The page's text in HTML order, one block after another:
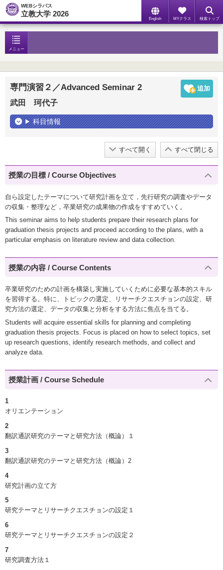
WEBシラバス
立教大学 2026
English MYクラス 検索トップ
メニュー
専門演習２／Advanced Seminar 2
武田 珂代子
科目情報
すべて開く すべて閉じる
授業の目標 / Course Objectives
自ら設定したテーマについて研究計画を立て，先行研究の調査やデータ
の収集・整理など，卒業研究の成果物の作成をすすめていく。
This seminar aims to help students prepare their research plans for
graduation thesis projects and proceed according to the plans, with a
particular emphasis on literature review and data collection.
授業の内容 / Course Contents
卒業研究のための計画を構築し実施していくために必要な基本的スキル
を習得する。特に、トピックの選定、リサーチクエスチョンの設定、研
究方法の選定、データの収集と分析をする方法に焦点を当てる。
Students will acquire essential skills for planning and completing
graduation thesis projects. Focus is placed on how to select topics, set
up research questions, identify research methods, and collect and
analyze data.
授業計画 / Course Schedule
1
オリエンテーション
2
翻訳通訳研究のテーマと研究方法（概論）１
3
翻訳通訳研究のテーマと研究方法（概論）2
4
研究計画の立て方
5
研究テーマとリサーチクエスチョンの設定１
6
研究テーマとリサーチクエスチョンの設定２
7
研究調査方法１